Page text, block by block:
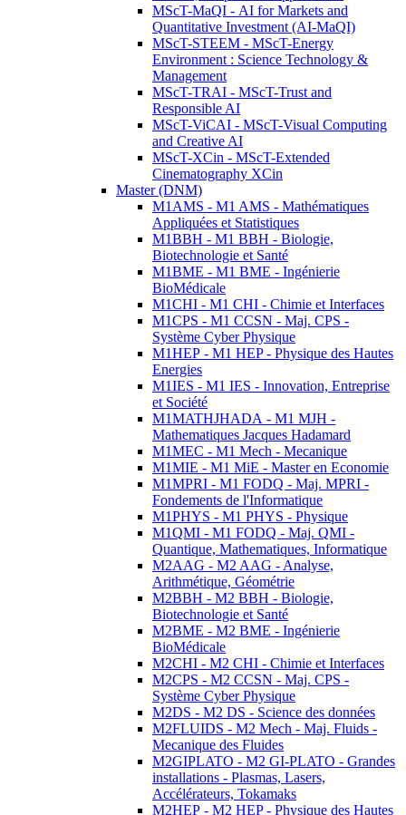
MScT-MaQI - AI for Markets and
Quantitative Investment (AI-MaQI)
MScT-STEEM - MScT-Energy
Environment : Science Technology &
Management
MScT-TRAI - MScT-Trust and
Responsible AI
MScT-ViCAI - MScT-Visual Computing
and Creative AI
MScT-XCin - MScT-Extended
Cinematography XCin
Master (DNM)
M1AMS - M1 AMS - Mathématiques
Appliquées et Statistiques
M1BBH - M1 BBH - Biologie,
Biotechnologie et Santé
M1BME - M1 BME - Ingénierie
BioMédicale
M1CHI - M1 CHI - Chimie et Interfaces
M1CPS - M1 CCSN - Maj. CPS -
Système Cyber Physique
M1HEP - M1 HEP - Physique des Hautes
Energies
M1IES - M1 IES - Innovation, Entreprise
et Société
M1MATHJHADA - M1 MJH -
Mathematiques Jacques Hadamard
M1MEC - M1 Mech - Mecanique
M1MIE - M1 MiE - Master en Economie
M1MPRI - M1 FODQ - Maj. MPRI -
Fondements de l'Informatique
M1PHYS - M1 PHYS - Physique
M1QMI - M1 FODQ - Maj. QMI -
Quantique, Mathematiques, Informatique
M2AAG - M2 AAG - Analyse,
Arithmétique, Géométrie
M2BBH - M2 BBH - Biologie,
Biotechnologie et Santé
M2BME - M2 BME - Ingénierie
BioMédicale
M2CHI - M2 CHI - Chimie et Interfaces
M2CPS - M2 CCSN - Maj. CPS -
Système Cyber Physique
M2DS - M2 DS - Science des données
M2FLUIDS - M2 Mech - Maj. Fluids -
Mecanique des Fluides
M2GIPLATO - M2 GI-PLATO - Grandes
installations - Plasmas, Lasers,
Accélérateurs, Tokamaks
M2HEP - M2 HEP - Physique des Hautes